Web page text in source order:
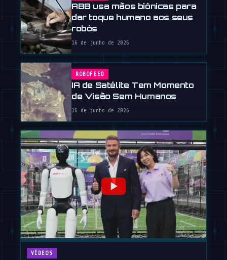
ABB usa mãos biônicas para
dar toque humano aos seus
robôs
16 de junho de 2026
ROBOFEED
IA de Satélite Tem Momento
de Visão Sem Humanos
16 de junho de 2026
VÍDEOS